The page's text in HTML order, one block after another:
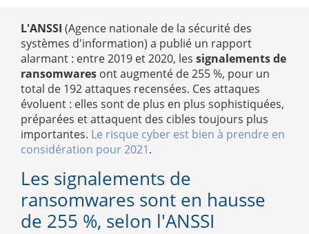
L'ANSSI (Agence nationale de la sécurité des
systèmes d'information) a publié un rapport
alarmant : entre 2019 et 2020, les signalements de
ransomwares ont augmenté de 255 %, pour un
total de 192 attaques recensées. Ces attaques
évoluent : elles sont de plus en plus sophistiquées,
préparées et attaquent des cibles toujours plus
importantes. Le risque cyber est bien à prendre en
considération pour 2021.
Les signalements de
ransomwares sont en hausse
de 255 %, selon l'ANSSI